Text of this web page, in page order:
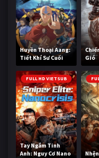
Huyền Thoại Aang:
Tiết Khí Sư Cuối
Cùng
Gió
FULL HD VIETSUB
Tay Ngắm Tinh
Anh: Nguy Cơ Nano